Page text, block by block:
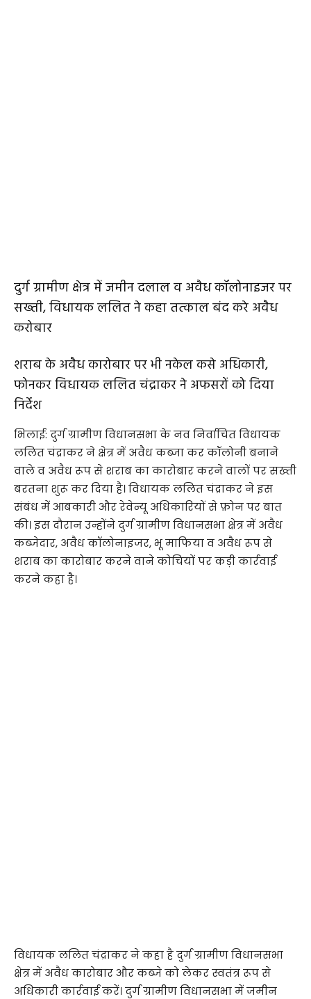
दुर्ग ग्रामीण क्षेत्र में जमीन दलाल व अवैध कॉलोनाइजर पर
सख्ती, विधायक ललित ने कहा तत्काल बंद करे अवैध
करोबार
शराब के अवैध कारोबार पर भी नकेल कसे अधिकारी,
फोनकर विधायक ललित चंद्राकर ने अफसरों को दिया
निर्देश
भिलाई: दुर्ग ग्रामीण विधानसभा के नव निर्वाचित विधायक
ललित चंद्राकर ने क्षेत्र में अवैध कब्जा कर कॉलोनी बनाने
वाले व अवैध रूप से शराब का कारोबार करने वालों पर सख्ती
बरतना शुरू कर दिया है। विधायक ललित चंद्राकर ने इस
संबंध में आबकारी और रेवेन्यू अधिकारियों से फ़ोन पर बात
की। इस दौरान उन्होंने दुर्ग ग्रामीण विधानसभा क्षेत्र में अवैध
कब्जेदार, अवैध कॉलोनाइजर, भू माफिया व अवैध रूप से
शराब का कारोबार करने वाने कोचियों पर कड़ी कार्रवाई
करने कहा है।
विधायक ललित चंद्राकर ने कहा है दुर्ग ग्रामीण विधानसभा
क्षेत्र में अवैध कारोबार और कब्जे को लेकर स्वतंत्र रूप से
अधिकारी कार्रवाई करें। दुर्ग ग्रामीण विधानसभा में जमीन